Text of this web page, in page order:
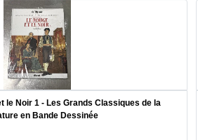
le Noir 1 - Les Grands Classiques de la
en Bande Dessinée